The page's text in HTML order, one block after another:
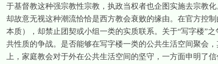
于基督教这种强宗教性宗教，执政当权者也企图实施去宗教
却故意无视这种潮流恰恰是西方教会衰败的缘由。在官方控
本质），却禁止团契或小组一类的实质联系。关于“写字楼”
共性质的争战。是否能够在写字楼一类的公共生活空间聚会
上，家庭教会对于外在公共生活空间的坚守，一方面申明了